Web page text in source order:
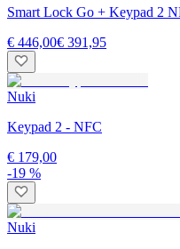
Smart Lock Go + Keypad 2
€ 446,00€ 391,95
Nuki
Keypad 2 - NFC
€ 179,00
-19 %
Nuki